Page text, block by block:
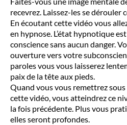
recevrez. Laissez-les se dérouler
En écoutant cette vidéo vous
en hypnose. L’état hypnotique
conscience sans aucun danger.
ouverture vers votre
paroles vous vous laisserez
paix de la tête aux pieds.
Quand vous vous remettrez
cette vidéo, vous atteindrez ce
la fois précédente. Plus vous
elles seront profondes.